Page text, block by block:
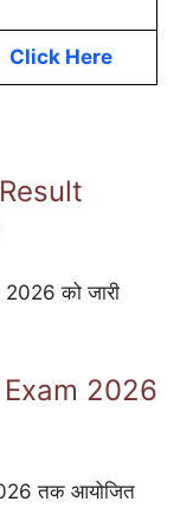
Click Here
को जारी
2026
तक आयोजित